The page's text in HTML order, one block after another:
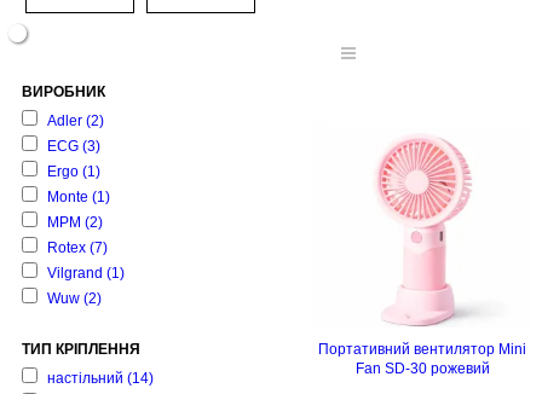
ВИРОБНИК
Adler (2)
ECG (3)
Ergo (1)
Monte (1)
MPM (2)
Rotex (7)
Vilgrand (1)
Wuw (2)
ТИП КРІПЛЕННЯ
настільний (14)
Портативний вентилятор Mini
Fan SD-30 рожевий